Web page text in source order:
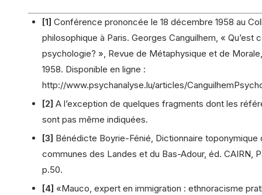
[1] Conférence prononcée le 18 décembre 1958 au
philosophique à Paris. Georges Canguilhem, « Qu’est
psychologie? », Revue de Métaphysique et de Morale,
1958. Disponible en ligne :
http://www.psychanalyse.lu/articles/
[2] A l’exception de quelques fragments dont les
sont pas même indiquées.
[3] Bénédicte Boyrie-Fénié, Dictionnaire toponymique
communes des Landes et du Bas-Adour, éd. CAIRN,
p.50.
[4] «Mauco, expert en immigration : ethnoracisme